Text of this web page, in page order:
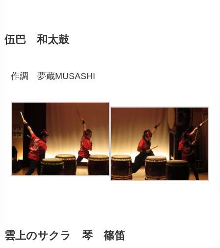
伍巴 和太鼓
作調 夢蔵MUSASHI
雲上のサクラ 琴 篠笛